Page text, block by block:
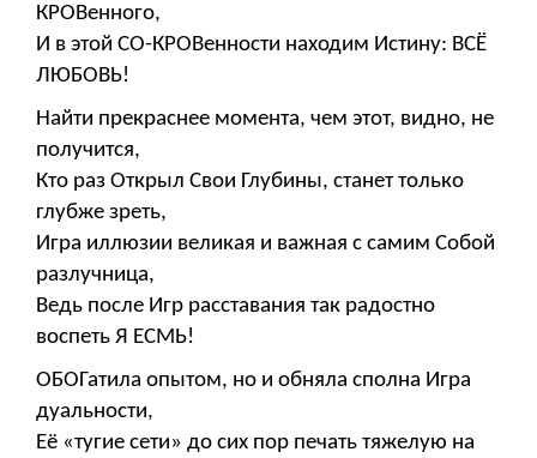
КРОВенного,
И в этой СО-КРОВенности находим Истину: ВСЁ
ЛЮБОВЬ!
Найти прекраснее момента, чем этот, видно, не
получится,
Кто раз Открыл Свои Глубины, станет только
глубже зреть,
Игра иллюзии великая и важная с самим Собой
разлучница,
Ведь после Игр расставания так радостно
воспеть Я ЕСМЬ!
ОБОГатила опытом, но и обняла сполна Игра
дуальности,
Её «тугие сети» до сих пор печать тяжелую на